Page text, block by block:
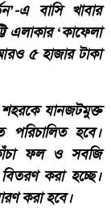
এ বাসি খাবার
এলাকার ‘কাফেলা
৫ হাজার টাকা
শহরকে যানজটমুক্ত
পরিচালিত হবে।
ফল ও সবজি
করা হচ্ছে।
করা হবে।